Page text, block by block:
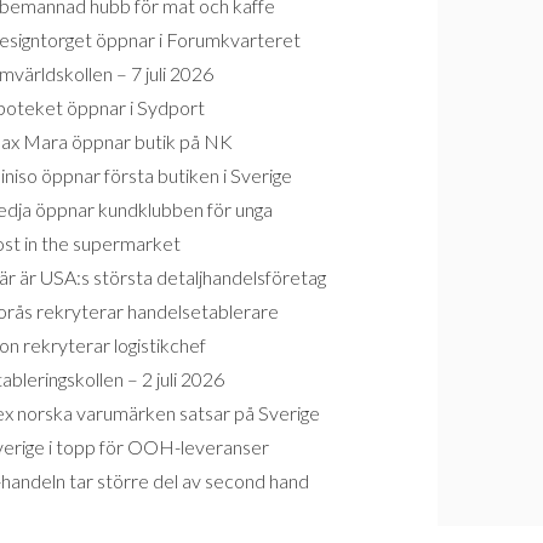
hubb för mat och kaffe
öppnar i Forumkvarteret
– 7 juli 2026
öppnar i Sydport
Mara öppnar butik på NK
öppnar första butiken i Sverige
öppnar kundklubben för unga
in the supermarket
är USA:s största detaljhandelsföretag
rekryterar handelsetablerare
rekryterar logistikchef
– 2 juli 2026
norska varumärken satsar på Sverige
i topp för OOH-leveranser
tar större del av second hand